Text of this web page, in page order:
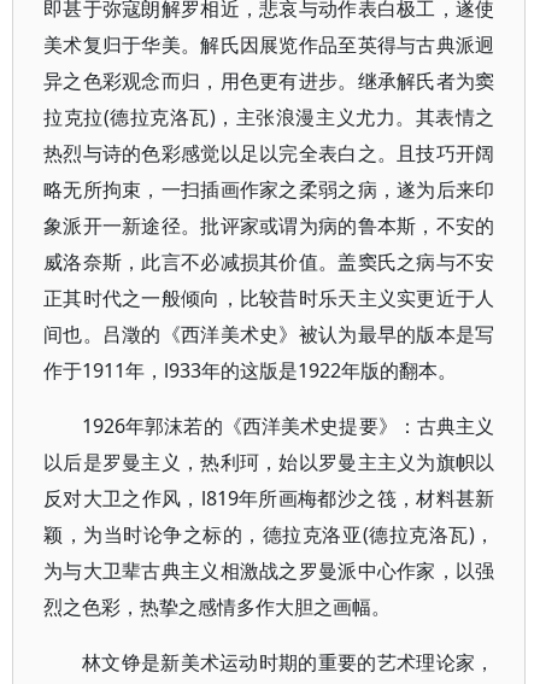
即甚于弥寇朗解罗相近，悲哀与动作表白极工，遂使
美术复归于华美。解氏因展览作品至英得与古典派迥
异之色彩观念而归，用色更有进步。继承解氏者为窦
拉克拉(德拉克洛瓦)，主张浪漫主义尤力。其表情之
热烈与诗的色彩感觉以足以完全表白之。且技巧开阔
略无所拘束，一扫插画作家之柔弱之病，遂为后来印
象派开一新途径。批评家或谓为病的鲁本斯，不安的
威洛奈斯，此言不必减损其价值。盖窦氏之病与不安
正其时代之一般倾向，比较昔时乐天主义实更近于人
间也。吕澂的《西洋美术史》被认为最早的版本是写
作于1911年，l933年的这版是1922年版的翻本。
1926年郭沫若的《西洋美术史提要》：古典主义
以后是罗曼主义，热利珂，始以罗曼主主义为旗帜以
反对大卫之作风，l819年所画梅都沙之筏，材料甚新
颖，为当时论争之标的，德拉克洛亚(德拉克洛瓦)，
为与大卫辈古典主义相激战之罗曼派中心作家，以强
烈之色彩，热挚之感情多作大胆之画幅。
林文铮是新美术运动时期的重要的艺术理论家，